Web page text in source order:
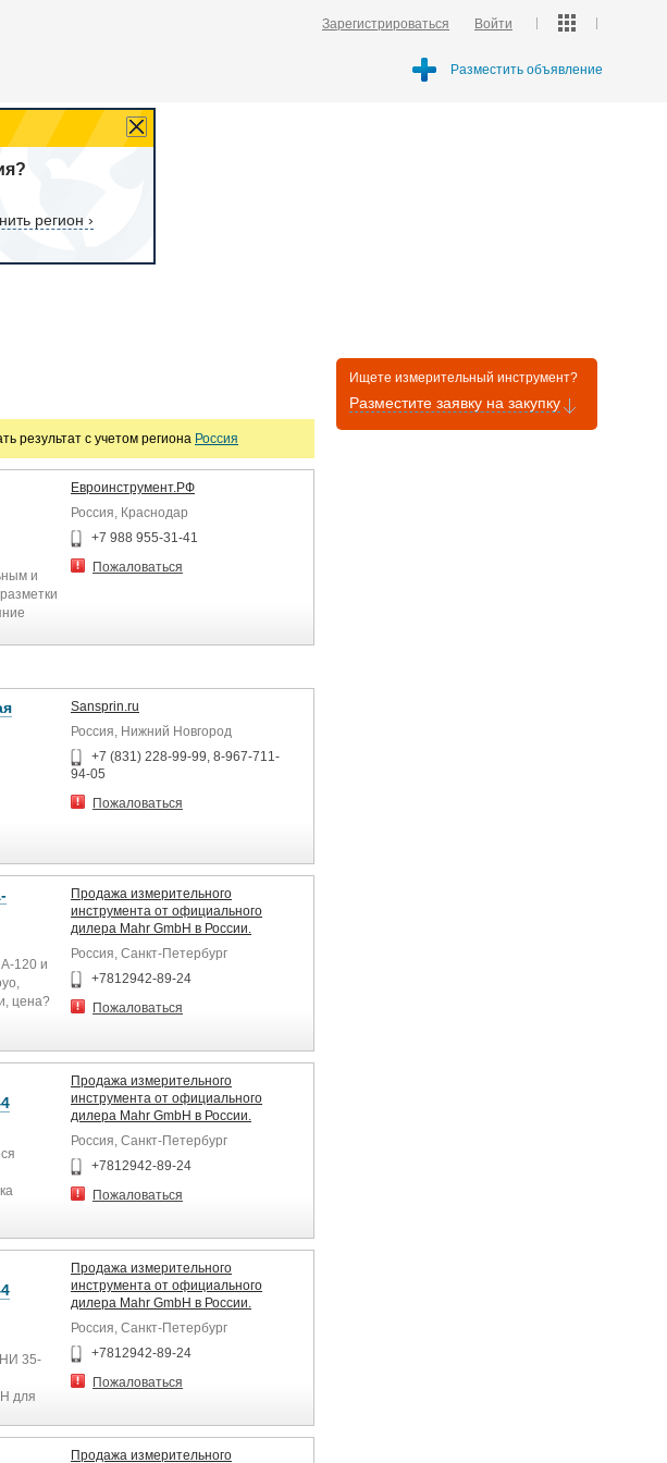
Зарегистрироваться Войти
Разместить объявление
регион ›
результат с учетом региона Россия
и
Евроинструмент.РФ
Россия, Краснодар
+7 988 955-31-41
Пожаловаться
Sansprin.ru
Россия, Нижний Новгород
+7 (831) 228-99-99, 8-967-711-
94-05
Пожаловаться
120 и
цена?
Продажа измерительного
инструмента от официального
дилера Mahr GmbH в России.
Россия, Санкт-Петербург
+7812942-89-24
Пожаловаться
выбор
на
с
Продажа измерительного
инструмента от официального
дилера Mahr GmbH в России.
Россия, Санкт-Петербург
+7812942-89-24
Пожаловаться
35-
для
Продажа измерительного
инструмента от официального
дилера Mahr GmbH в России.
Россия, Санкт-Петербург
+7812942-89-24
Пожаловаться
Продажа измерительного
Ищете измерительный инструмент?
Разместите заявку на закупку